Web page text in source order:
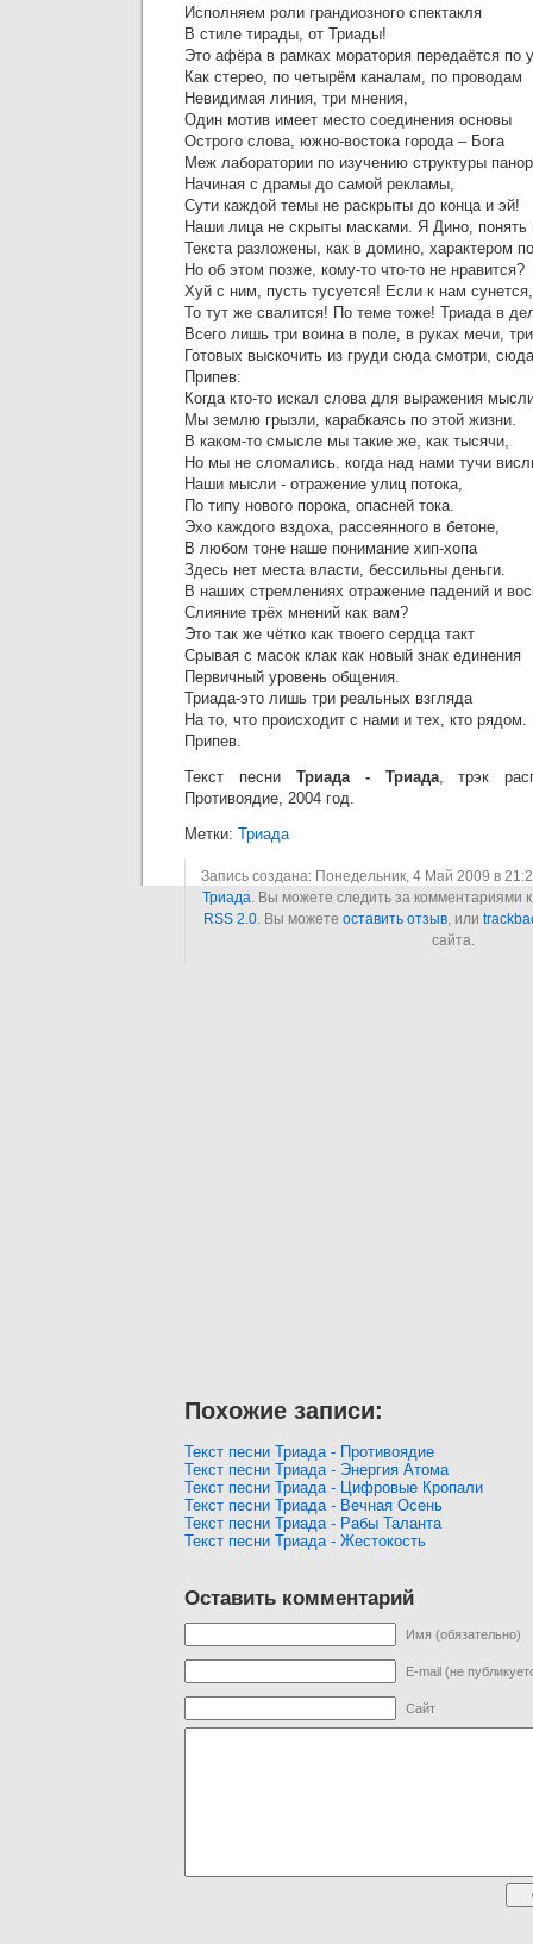
Исполняем роли грандиозного спектакля
В стиле тирады, от Триады!
Это афёра в рамках моратория передаётся по
Как стерео, по четырём каналам, по проводам
Невидимая линия, три мнения,
Один мотив имеет место соединения основы
Острого слова, южно-востока города – Бога
Меж лаборатории по изучению структуры
Начиная с драмы до самой рекламы,
Сути каждой темы не раскрыты до конца и эй!
Наши лица не скрыты масками. Я Дино, понять
Текста разложены, как в домино, характером
Но об этом позже, кому-то что-то не нравится?
Хуй с ним, пусть тусуется! Если к нам сунется,
То тут же свалится! По теме тоже! Триада в
Всего лишь три воина в поле, в руках мечи,
Готовых выскочить из груди сюда смотри,
Припев:
Когда кто-то искал слова для выражения
Мы землю грызли, карабкаясь по этой жизни.
В каком-то смысле мы такие же, как тысячи,
Но мы не сломались. когда над нами тучи
Наши мысли - отражение улиц потока,
По типу нового порока, опасней тока.
Эхо каждого вздоха, рассеянного в бетоне,
В любом тоне наше понимание хип-хопа
Здесь нет места власти, бессильны деньги.
В наших стремлениях отражение падений и
Слияние трёх мнений как вам?
Это так же чётко как твоего сердца такт
Срывая с масок клак как новый знак единения
Первичный уровень общения.
Триада-это лишь три реальных взгляда
На то, что происходит с нами и тех, кто рядом.
Припев.
Текст песни Триада - Триада, трэк
Противоядие, 2004 год.
Метки: Триада
Запись создана: Понедельник, 4 Май 2009 в
Триада. Вы можете следить за комментариями
RSS 2.0. Вы можете оставить отзыв, или
сайта.
Похожие записи:
Текст песни Триада - Противоядие
Текст песни Триада - Энергия Атома
Текст песни Триада - Цифровые Кропали
Текст песни Триада - Вечная Осень
Текст песни Триада - Рабы Таланта
Текст песни Триада - Жестокость
Оставить комментарий
Имя (обязательно)
E-mail (не
Сайт